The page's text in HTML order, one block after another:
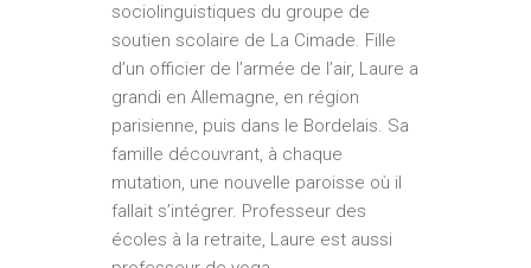
sociolinguistiques du groupe de
soutien scolaire de La Cimade. Fille
d’un officier de l’armée de l’air, Laure a
grandi en Allemagne, en région
parisienne, puis dans le Bordelais. Sa
famille découvrant, à chaque
mutation, une nouvelle paroisse où il
fallait s’intégrer. Professeur des
écoles à la retraite, Laure est aussi